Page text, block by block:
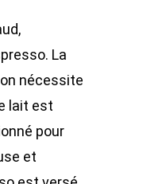
La
nécessite
lait est
pour
et